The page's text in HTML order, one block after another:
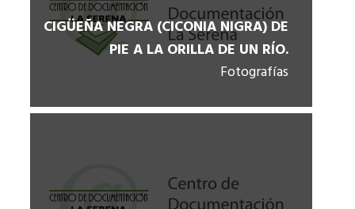
CIGÜEÑA NEGRA (CICONIA NIGRA) DE
PIE A LA ORILLA DE UN RÍO.
Fotografías